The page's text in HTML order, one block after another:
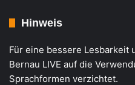
Hinweis
Für eine bessere Lesbarkeit
Bernau LIVE auf die
Sprachformen verzichtet.